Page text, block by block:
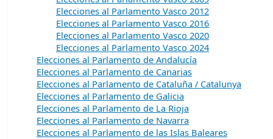
Elecciones al Parlamento Vasco 2012
Elecciones al Parlamento Vasco 2016
Elecciones al Parlamento Vasco 2020
Elecciones al Parlamento Vasco 2024
Elecciones al Parlamento de Andalucía
Elecciones al Parlamento de Canarias
Elecciones al Parlamento de Cataluña / Catalunya
Elecciones al Parlamento de Galicia
Elecciones al Parlamento de La Rioja
Elecciones al Parlamento de Navarra
Elecciones al Parlamento de las Islas Baleares